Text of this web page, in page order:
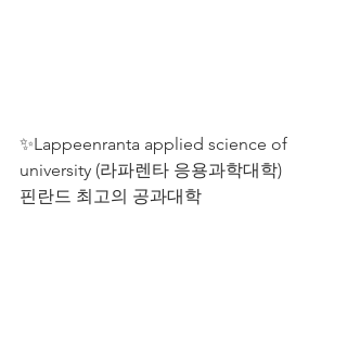
✨Lappeenranta applied science of
university (라파렌타 응용과학대학)
핀란드 최고의 공과대학